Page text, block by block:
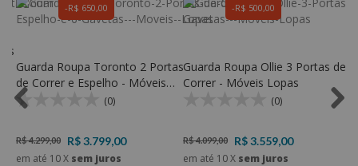
R$ 650,00 R$ 500,00
Guarda Roupa Toronto 2 Portas
de Correr e Espelho - Móveis
Lopas
(0)
R$ 4.299,00
R$ 3.799,00
em até 10X sem juros
Guarda Roupa Ollie 3 Portas de
Correr - Móveis Lopas
(0)
R$ 4.099,00
R$ 3.559,00
em até 10X sem juros